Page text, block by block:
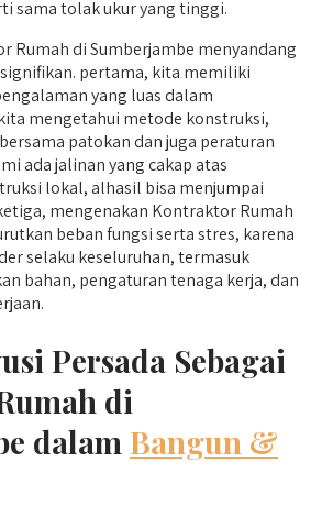
sama tolak ukur yang tinggi.
Rumah di Sumberjambe menyandang
pertama, kita memiliki
yang luas dalam
mengetahui metode konstruksi,
patokan dan juga peraturan
ada jalinan yang cakap atas
lokal, alhasil bisa menjumpai
mengenakan Kontraktor Rumah
beban fungsi serta stres, karena
selaku keseluruhan, termasuk
bahan, pengaturan tenaga kerja, dan
Persada Sebagai
di
dalam Bangun &